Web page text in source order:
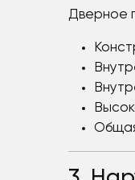
Дверное